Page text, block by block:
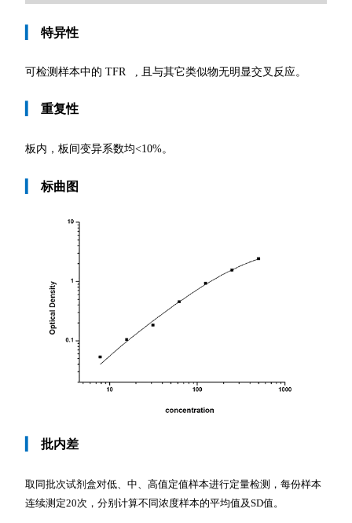
特异性
可检测样本中的 TFR , 且与其它类似物无明显交叉反应。
重复性
板内，板间变异系数均<10%。
标曲图
批内差
取同批次试剂盒对低、中、高值定值样本进行定量检测，每份样本
连续测定20次，分别计算不同浓度样本的平均值及SD值。